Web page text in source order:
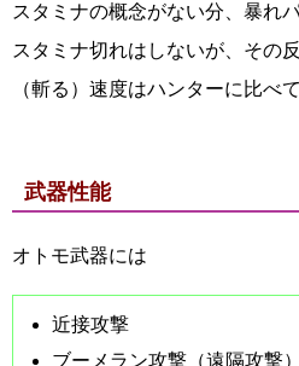
スタミナの概念がない分、暴れ
スタミナ切れはしないが、その
（斬る）速度はハンターに比べ
武器性能
オトモ武器には
近接攻撃
ブーメラン攻撃（遠隔攻撃）